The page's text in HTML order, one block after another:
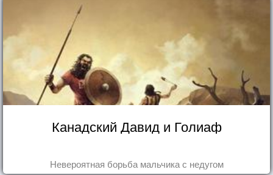
Канадский Давид и Голиаф
Невероятная борьба мальчика с недугом